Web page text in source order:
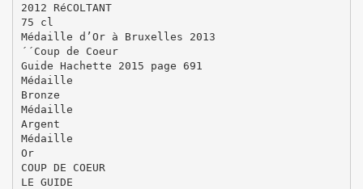
2012 RéCOLTANT
75 cl
Médaille d’Or à Bruxelles 2013
´´Coup de Coeur
Guide Hachette 2015 page 691
Médaille
Bronze
Médaille
Argent
Médaille
Or
COUP DE COEUR
LE GUIDE